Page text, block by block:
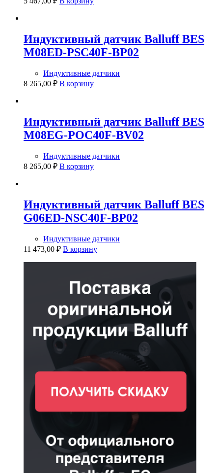
Индуктивный датчик Balluff BES
M08ED-PSC40F-BP02
Индуктивные датчики
8 265,00 ₽ В корзину
Индуктивный датчик Balluff BES
M08EG-POC40F-BV02
Индуктивные датчики
8 265,00 ₽ В корзину
Индуктивный датчик Balluff BES
G06ED-NSC40F-BP02
Индуктивные датчики
11 473,00 ₽ В корзину